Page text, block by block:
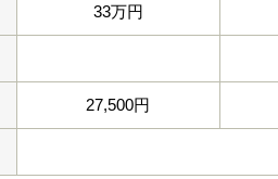
33万円
27,500円